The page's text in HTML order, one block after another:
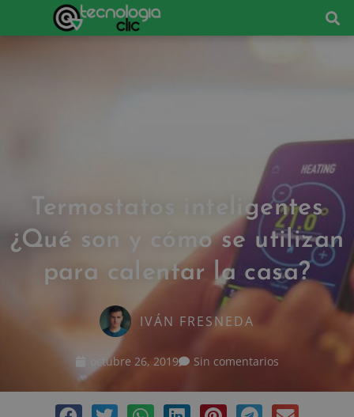
Termostatos inteligentes
¿Qué son y cómo se utilizan
para calentar la casa?
IVÁN FRESNEDA
octubre 26, 2019 Sin comentarios